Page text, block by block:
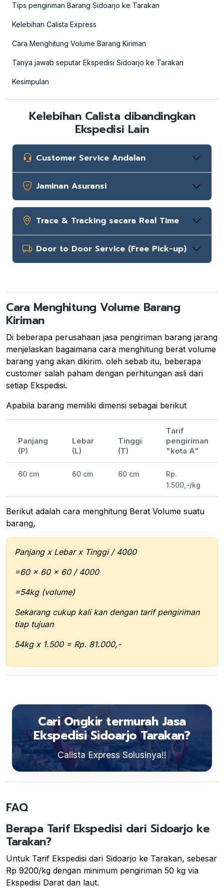
Tips pengiriman Barang Sidoarjo ke Tarakan
Kelebihan Calista Express
Cara Menghitung Volume Barang Kiriman
Tanya jawab seputar Ekspedisi Sidoarjo ke Tarakan
Kesimpulan
Kelebihan Calista dibandingkan
Ekspedisi Lain
Customer Service Andalan
Jaminan Asuransi
Trace & Tracking secara Real Time
Door to Door Service (Free Pick-up)
Cara Menghitung Volume Barang
Kiriman
Di beberapa perusahaan jasa pengiriman barang jarang
menjelaskan bagaimana cara menghitung berat volume
barang yang akan dikirim. oleh sebab itu, beberapa
customer salah paham dengan perhitungan asli dari
setiap Ekspedisi.
Apabila barang memiliki dimensi sebagai berikut
Panjang
(P)
Lebar
(L)
Tinggi
(T)
Tarif
pengiriman
"kota A"
60 cm 60 cm 60 cm
Rp.
1.500,-/kg
Berikut adalah cara menghitung Berat Volume suatu
barang,
Panjang x Lebar x Tinggi / 4000
=60 x 60 x 60 / 4000
=54kg (volume)
Sekarang cukup kali kan dengan tarif pengiriman
tiap tujuan
54kg x 1.500 = Rp. 81.000,-
Cari Ongkir termurah Jasa
Ekspedisi Sidoarjo Tarakan?
Calista Express Solusinya!!
FAQ
Berapa Tarif Ekspedisi dari Sidoarjo ke
Tarakan?
Untuk Tarif Ekspedisi dari Sidoarjo ke Tarakan, sebesar
Rp 9200/kg dengan minimum pengiriman 50 kg via
Ekspedisi Darat dan laut.